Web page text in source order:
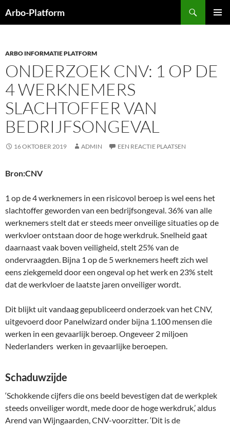
naar
Arbo-Platform
ARBO INFORMATIE PLATFORM
ONDERZOEK CNV: 1 OP DE
4 WERKNEMERS
SLACHTOFFER VAN
BEDRIJFSONGEVAL
16 OKTOBER 2019 ADMIN EEN REACTIE PLAATSEN
Bron:CNV
1 op de 4 werknemers in een risicovol beroep is wel eens het
slachtoffer geworden van een bedrijfsongeval. 36% van alle
werknemers stelt dat er steeds meer onveilige situaties op de
werkvloer ontstaan door de hoge werkdruk. Snelheid gaat
daarnaast vaak boven veiligheid, stelt 25% van de
ondervraagden. Bijna 1 op de 5 werknemers heeft zich wel
eens ziekgemeld door een ongeval op het werk en 23% stelt
dat de werkvloer de laatste jaren onveiliger wordt.
Dit blijkt uit vandaag gepubliceerd onderzoek van het CNV,
uitgevoerd door Panelwizard onder bijna 1.100 mensen die
werken in een gevaarlijk beroep. Ongeveer 2 miljoen
Nederlanders werken in gevaarlijke beroepen.
Schaduwzijde
‘Schokkende cijfers die ons beeld bevestigen dat de werkplek
steeds onveiliger wordt, mede door de hoge werkdruk,’ aldus
Arend van Wijngaarden, CNV-voorzitter. ‘Dit is de